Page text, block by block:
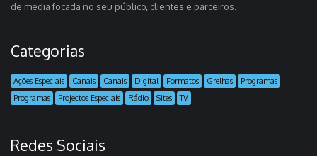
de media focada no seu público, clientes e parceiros.
Categorias
Ações Especiais Canais Canais Digital Formatos Grelhas
Programas
Programas
Projectos Especiais Rádio Sites TV
Redes Sociais